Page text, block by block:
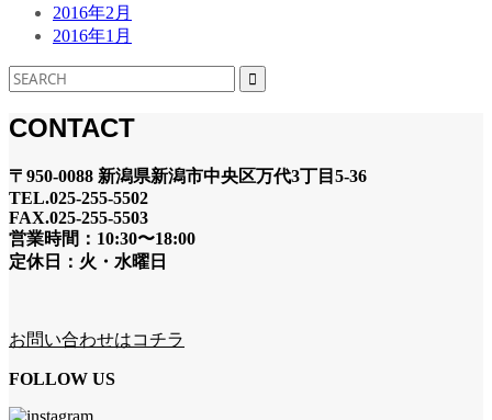
2016年2月
2016年1月
CONTACT
〒950-0088 新潟県新潟市中央区万代3丁目5-36
TEL.025-255-5502
FAX.025-255-5503
営業時間：10:30〜18:00
定休日：火・水曜日
お問い合わせはコチラ
FOLLOW US